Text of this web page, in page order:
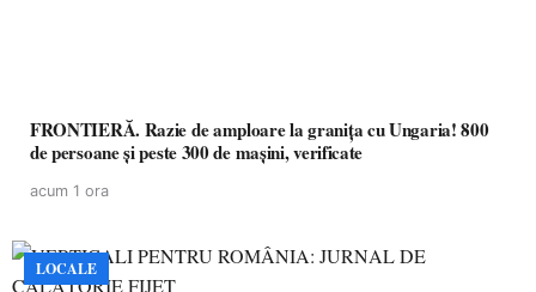
FRONTIERĂ. Razie de amploare la granița cu Ungaria! 800
de persoane și peste 300 de mașini, verificate
acum 1 ora
LOCALE